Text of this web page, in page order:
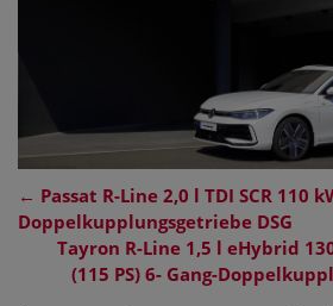
← Passat R-Line 2,0 l TDI SCR 110
Doppelkupplungsgetriebe DSG
Tayron R-Line 1,5 l eHybrid
(115 PS) 6- Gang-